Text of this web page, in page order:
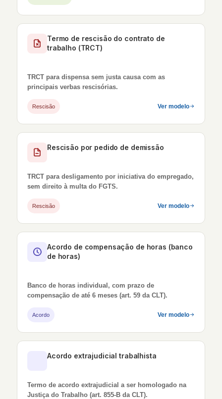
Termo de rescisão do contrato de
trabalho (TRCT)
TRCT para dispensa sem justa causa com as
principais verbas rescisórias.
Rescisão Ver modelo
Rescisão por pedido de demissão
TRCT para desligamento por iniciativa do empregado,
sem direito à multa do FGTS.
Rescisão Ver modelo
Acordo de compensação de horas (banco
de horas)
Banco de horas individual, com prazo de
compensação de até 6 meses (art. 59 da CLT).
Acordo Ver modelo
Acordo extrajudicial trabalhista
Termo de acordo extrajudicial a ser homologado na
Justiça do Trabalho (art. 855-B da CLT).